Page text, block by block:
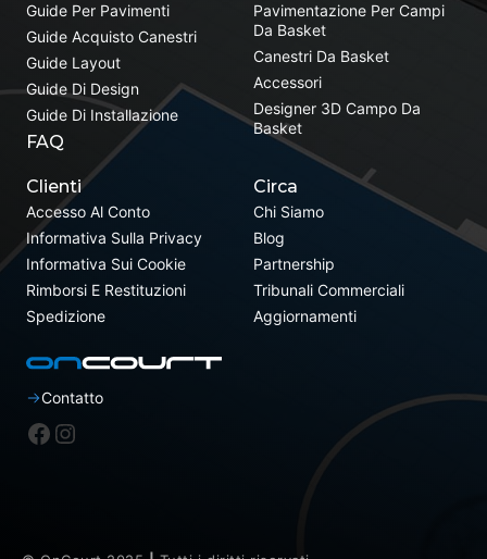
Pavimentazione Per Campi
Da Basket
Canestri Da Basket
Accessori
Designer 3D Campo Da
Basket
Guide Per Pavimenti
Guide Acquisto Canestri
Guide Layout
Guide Di Design
Guide Di Installazione
FAQ
Clienti
Accesso Al Conto
Informativa Sulla Privacy
Informativa Sui Cookie
Rimborsi E Restituzioni
Spedizione
Circa
Chi Siamo
Blog
Partnership
Tribunali Commerciali
Aggiornamenti
Contatto
Facebook
Instagram